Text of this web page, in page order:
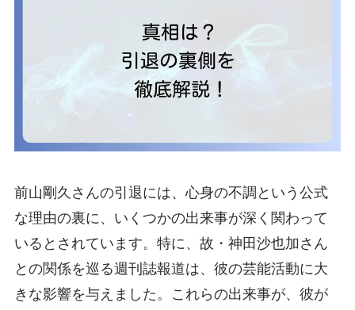
前山剛久さんの引退には、心身の不調という公式
な理由の裏に、いくつかの出来事が深く関わって
いるとされています。特に、故・神田沙也加さん
との関係を巡る週刊誌報道は、彼の芸能活動に大
きな影響を与えました。これらの出来事が、彼が